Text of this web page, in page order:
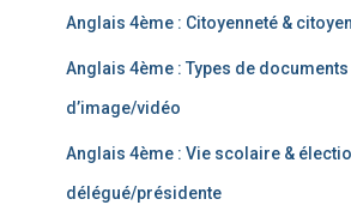
Anglais 4ème : Citoyenneté &
Anglais 4ème : Types de
d’image/vidéo
Anglais 4ème : Vie scolaire &
délégué/présidente